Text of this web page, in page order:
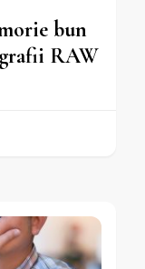
bun
RAW